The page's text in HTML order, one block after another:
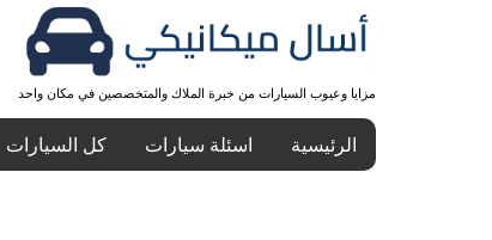
مزايا وعيوب السيارات من خبرة الملاك والمتخصصين في مكان واحد
الرئيسية اسئلة سيارات كل السيارات